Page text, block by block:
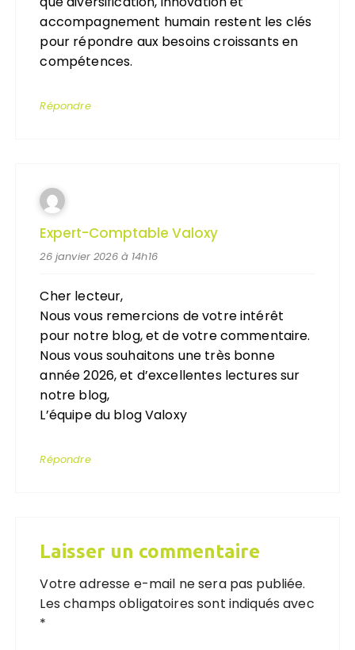
accompagnement humain restent les clés
pour répondre aux besoins croissants en
compétences.
Répondre
Expert-Comptable Valoxy
26 janvier 2026 à 14h16
Cher lecteur,
Nous vous remercions de votre intérêt
pour notre blog, et de votre commentaire.
Nous vous souhaitons une très bonne
année 2026, et d’excellentes lectures sur
notre blog,
L’équipe du blog Valoxy
Répondre
Laisser un commentaire
Votre adresse e-mail ne sera pas publiée.
Les champs obligatoires sont indiqués avec
*